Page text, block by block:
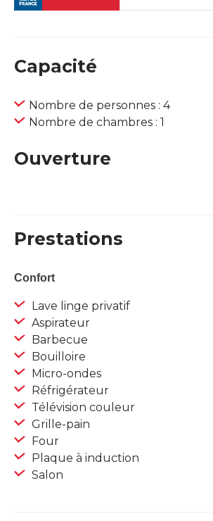
Capacité
Nombre de personnes : 4
Nombre de chambres : 1
Ouverture
Prestations
Confort
Lave linge privatif
Aspirateur
Barbecue
Bouilloire
Micro-ondes
Réfrigérateur
Télévision couleur
Grille-pain
Four
Plaque à induction
Salon